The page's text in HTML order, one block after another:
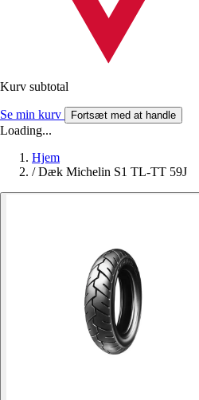
Kurv subtotal
Se min kurv Fortsæt med at handle
Loading...
Hjem
/ Dæk Michelin S1 TL-TT 59J